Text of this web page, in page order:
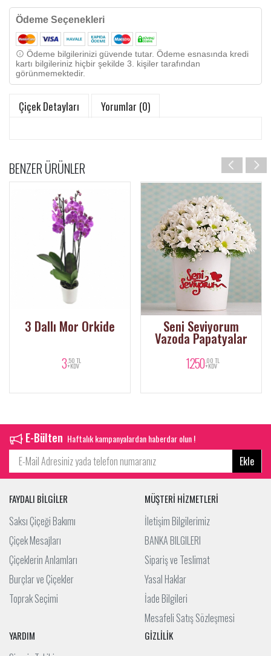
Ödeme Seçenekleri
Ödeme bilgilerinizi güvende tutar. Ödeme esnasında kredi
kartı bilgileriniz hiçbir şekilde 3. kişiler tarafından
görünmemektedir.
Çiçek Detayları Yorumlar (0)
BENZER ÜRÜNLER
3 Dallı Mor Orkide
3 ,50 TL
+KDV
Seni Seviyorum
Vazoda Papatyalar
1.250,00 TL
+KDV
E-Bülten Haftalık kampanyalardan haberdar olun !
Ekle
FAYDALI BİLGİLER
Saksı Çiçeği Bakımı
Çiçek Mesajları
Çiçeklerin Anlamları
Burçlar ve Çiçekler
Toprak Seçimi
MÜŞTERİ HİZMETLERİ
İletişim Bilgilerimiz
BANKA BILGILERI
Sipariş ve Teslimat
Yasal Haklar
İade Bilgileri
Mesafeli Satış Sözleşmesi
YARDIM GİZLİLİK